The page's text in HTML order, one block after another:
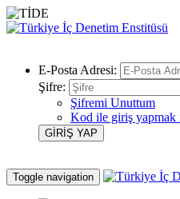
E-Posta Adresi:
Şifre:
Şifremi Unuttum
Kod ile giriş yapmak
Toggle navigation